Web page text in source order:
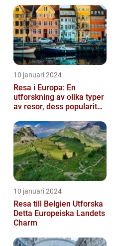
10 januari 2024
Resa i Europa: En
utforskning av olika typer
av resor, dess popularitet
10 januari 2024
Resa till Belgien Utforska
Detta Europeiska Landets
Charm